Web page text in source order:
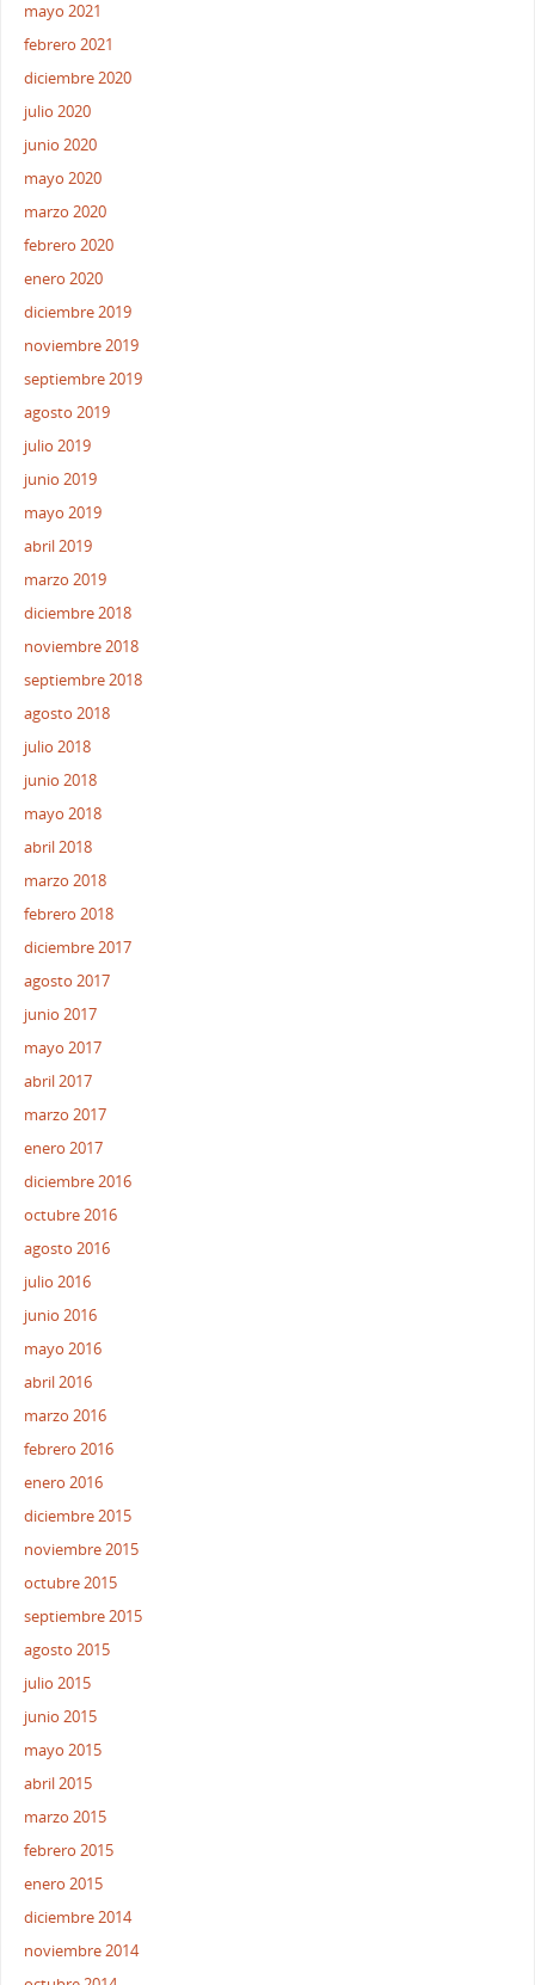
mayo 2021
febrero 2021
diciembre 2020
julio 2020
junio 2020
mayo 2020
marzo 2020
febrero 2020
enero 2020
diciembre 2019
noviembre 2019
septiembre 2019
agosto 2019
julio 2019
junio 2019
mayo 2019
abril 2019
marzo 2019
diciembre 2018
noviembre 2018
septiembre 2018
agosto 2018
julio 2018
junio 2018
mayo 2018
abril 2018
marzo 2018
febrero 2018
diciembre 2017
agosto 2017
junio 2017
mayo 2017
abril 2017
marzo 2017
enero 2017
diciembre 2016
octubre 2016
agosto 2016
julio 2016
junio 2016
mayo 2016
abril 2016
marzo 2016
febrero 2016
enero 2016
diciembre 2015
noviembre 2015
octubre 2015
septiembre 2015
agosto 2015
julio 2015
junio 2015
mayo 2015
abril 2015
marzo 2015
febrero 2015
enero 2015
diciembre 2014
noviembre 2014